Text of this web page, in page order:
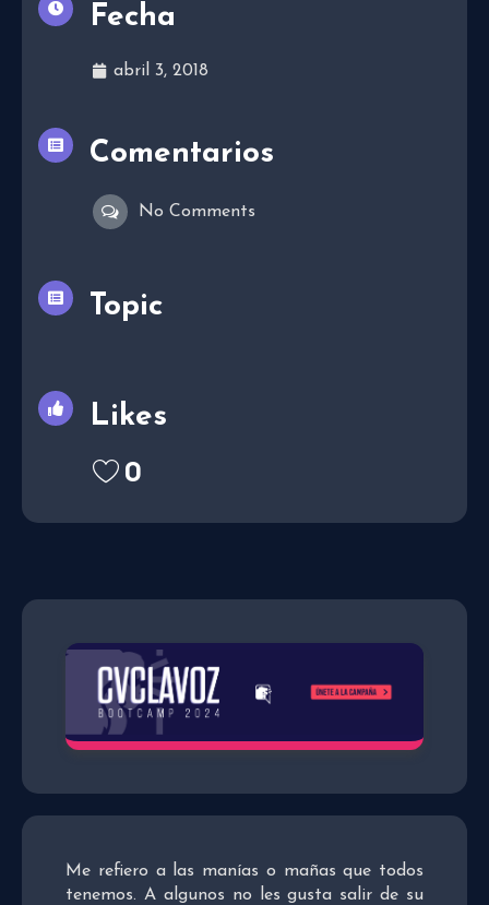
Me refiero a las manías o mañas que todos
tenemos. A algunos no les gusta salir de su
Fecha
abril 3, 2018
Comentarios
No Comments
Topic
Likes
0